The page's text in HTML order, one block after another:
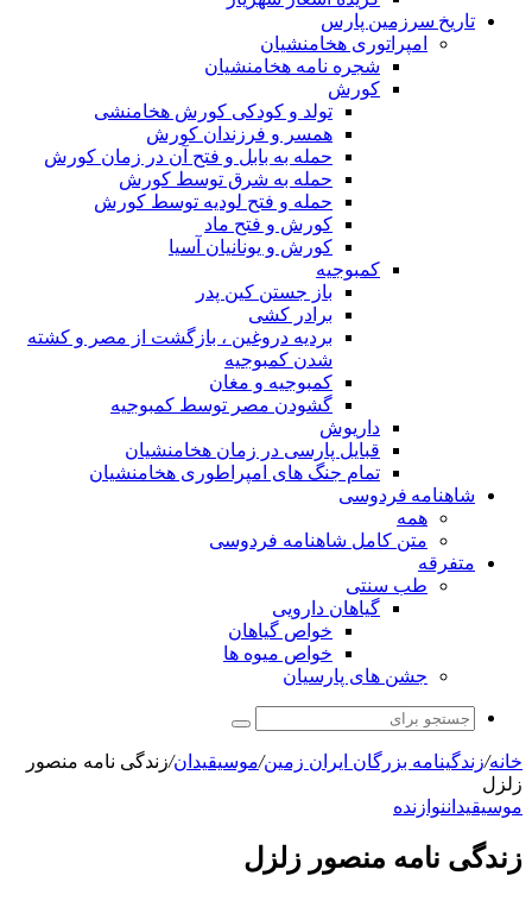
تاریخ سرزمین پارس
امپراتوری هخامنشیان
شجره نامه هخامنشیان
کورش
تولد و کودکی کورش هخامنشی
همسر و فرزندان کورش
حمله به بابل و فتح آن در زمان کورش
حمله به شرق توسط کورش
حمله و فتح لودیه توسط کورش
کورش و فتح ماد
کورش و یونانیان آسیا
کمبوجیه
باز جستن کین پدر
برادر کشی
بردیه دروغین ، بازگشت از مصر و کشته
شدن کمبوجیه
کمبوجیه و مغان
گشودن مصر توسط کمبوجیه
داریوش
قبایل پارسی در زمان هخامنشیان
تمام جنگ های امپراطوری هخامنشیان
شاهنامه فردوسی
همه
متن کامل شاهنامه فردوسی
متفرقه
طب سنتی
گیاهان دارویی
خواص گیاهان
خواص میوه ها
جشن های پارسیان
جستجو
خانه/زندگینامه بزرگان ایران زمین/موسیقیدان/زندگی نامه منصور
زلزل
موسیقیداننوازنده
زندگی نامه منصور زلزل